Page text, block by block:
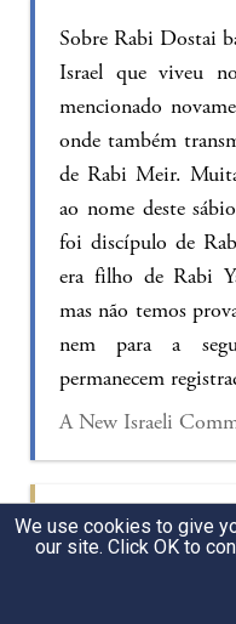
Sobre Rabi Dostai
Israel que viveu
mencionado
onde também
de Rabi Meir.
ao nome deste
foi discípulo de
era filho de Rabi
mas não temos
nem para a
permanecem
A New Israeli
Explanation: Rebbi
and Rebbi Yose
there for a
We use cookies to give
our site. Click OK to